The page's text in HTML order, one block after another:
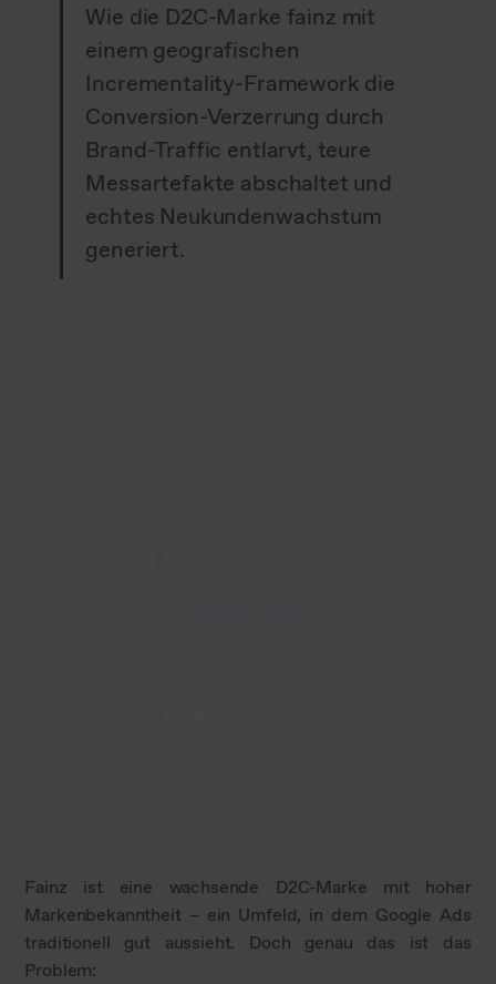
Wie die D2C-Marke fainz mit
einem geografischen
Incrementality-Framework die
Conversion-Verzerrung durch
Brand-Traffic entlarvt, teure
Messartefakte abschaltet und
echtes Neukundenwachstum
generiert.
Fainz ist eine wachsende D2C-Marke mit hoher
Markenbekanntheit – ein Umfeld, in dem Google Ads
traditionell gut aussieht. Doch genau das ist das
Problem: